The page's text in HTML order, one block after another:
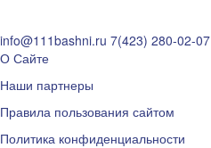
info@111bashni.ru 7(423) 280-02-07
О Сайте
Наши партнеры
Правила пользования сайтом
Политика конфиденциальности